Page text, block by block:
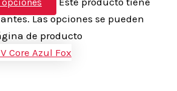
Las opciones se pueden
de producto